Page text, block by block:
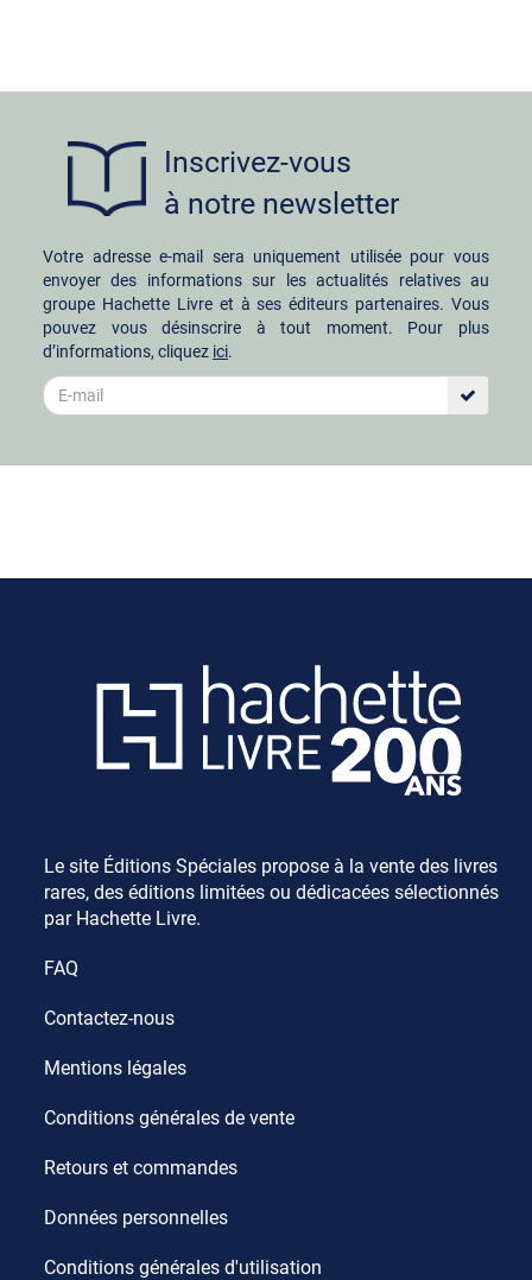
Inscrivez-vous
à notre newsletter
Votre adresse e-mail sera uniquement utilisée pour vous
envoyer des informations sur les actualités relatives au
groupe Hachette Livre et à ses éditeurs partenaires. Vous
pouvez vous désinscrire à tout moment. Pour plus
d’informations, cliquez ici.
Le site Éditions Spéciales propose à la vente des livres
rares, des éditions limitées ou dédicacées sélectionnés
par Hachette Livre.
FAQ
Contactez-nous
Mentions légales
Conditions générales de vente
Retours et commandes
Données personnelles
Conditions générales d'utilisation